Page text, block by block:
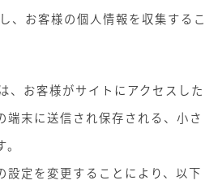
お客様の個人情報を収集するこ
お客様がサイトにアクセスした
端末に送信され保存される、小さ
。
定を変更することにより、以下